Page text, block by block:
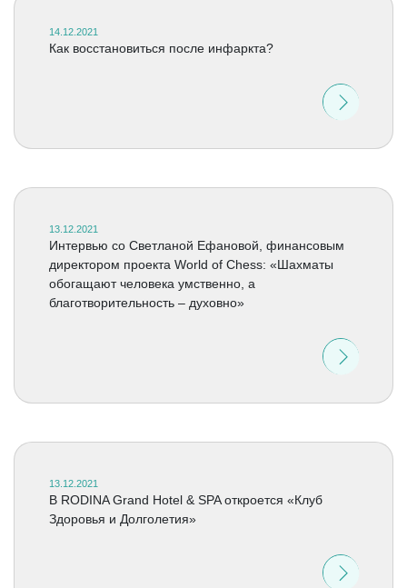
14.12.2021
Как восстановиться после инфаркта?
13.12.2021
Интервью со Светланой Ефановой, финансовым
директором проекта World of Chess: «Шахматы
обогащают человека умственно, а
благотворительность – духовно»
13.12.2021
В RODINA Grand Hotel & SPA откроется «Клуб
Здоровья и Долголетия»